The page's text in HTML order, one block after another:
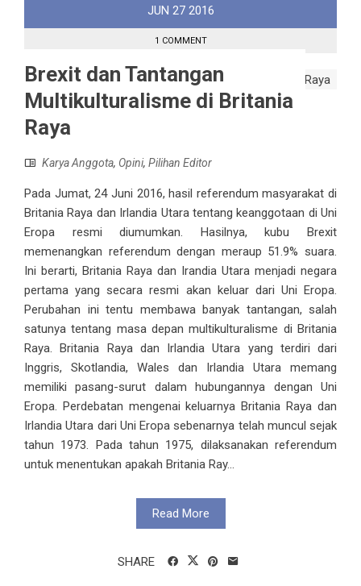
JUN 27 2016
1 COMMENT
Brexit dan Tantangan
Multikulturalisme di Britania
Raya
Karya Anggota, Opini, Pilihan Editor
Pada Jumat, 24 Juni 2016, hasil referendum masyarakat di
Britania Raya dan Irlandia Utara tentang keanggotaan di Uni
Eropa resmi diumumkan. Hasilnya, kubu Brexit
memenangkan referendum dengan meraup 51.9% suara.
Ini berarti, Britania Raya dan Irandia Utara menjadi negara
pertama yang secara resmi akan keluar dari Uni Eropa.
Perubahan ini tentu membawa banyak tantangan, salah
satunya tentang masa depan multikulturalisme di Britania
Raya. Britania Raya dan Irlandia Utara yang terdiri dari
Inggris, Skotlandia, Wales dan Irlandia Utara memang
memiliki pasang-surut dalam hubungannya dengan Uni
Eropa. Perdebatan mengenai keluarnya Britania Raya dan
Irlandia Utara dari Uni Eropa sebenarnya telah muncul sejak
tahun 1973. Pada tahun 1975, dilaksanakan referendum
untuk menentukan apakah Britania Ray...
Read More
SHARE